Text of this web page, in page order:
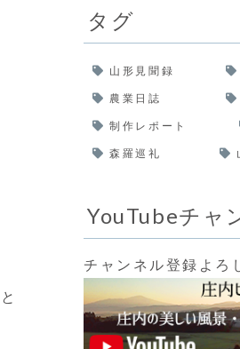
タグ
山形見聞録
農業日誌
制作レポート
森羅巡礼
YouTubeチャ
チャンネル登録よろ